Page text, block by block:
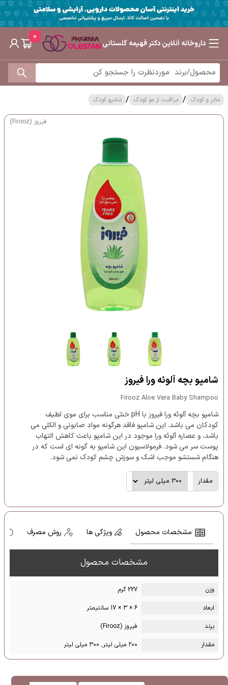
داروخانه آنلاین دکتر فهیمه گلستانی
0
مادر و کودک / مراقبت از مو کودک / شامپو کودک
فیروز (Firooz)
شامپو بچه آلوئه ورا فیروز
Firooz Aloe Vera Baby Shampoo
شامپو بچه آلوئه ورا فیروز با pH خنثی مناسب برای موی لطیف
کودکان می باشد. این شامپو فاقد هرگونه مواد صابونی و الکلی می
باشد، و عصاره آلوئه ورا موجود در این شامپو باعث کاهش التهاب
پوست سر می شود. فرمولاسیون این شامپو به گونه ای است که در
هنگام شستشو موجب اشک و سوزش چشم کودک نمی شود.
مقدار
مشخصات محصول ویژگی ها روش مصرف
مشخصات محصول
وزن
227 گرم
ابعاد
6 × 3 × 17 سانتیمتر
برند
فیروز (Firooz)
مقدار
۲۰۰ میلی لیتر, ۳۰۰ میلی لیتر